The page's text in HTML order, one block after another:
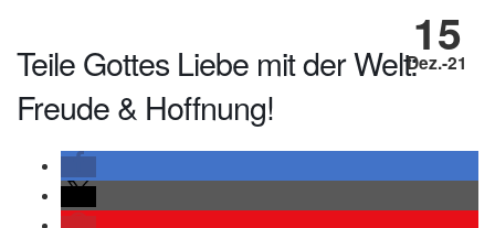
15
Dez.-21
Teile Gottes Liebe mit der Welt:
Freude & Hoffnung!